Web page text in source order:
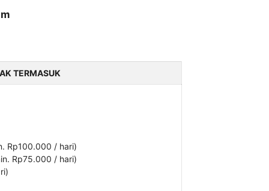
TERMASUK
Rp100.000 / hari)
Rp75.000 / hari)